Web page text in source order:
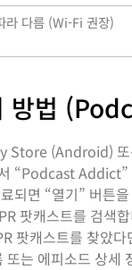
라 다름 (Wi-Fi 권장)
방법
Store (Android)
“Podcast
되면 “열기” 버튼
팟캐스트를 검색
팟캐스트를 찾았
또는 에피소드 상세